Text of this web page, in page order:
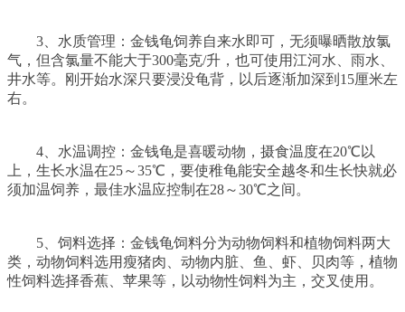
3、水质管理：金钱龟饲养自来水即可，无须曝晒散放氯
气，但含氯量不能大于300毫克/升，也可使用江河水、雨水、
井水等。刚开始水深只要浸没龟背，以后逐渐加深到15厘米左
右。
4、水温调控：金钱龟是喜暖动物，摄食温度在20℃以
上，生长水温在25～35℃，要使稚龟能安全越冬和生长快就必
须加温饲养，最佳水温应控制在28～30℃之间。
5、饲料选择：金钱龟饲料分为动物饲料和植物饲料两大
类，动物饲料选用瘦猪肉、动物内脏、鱼、虾、贝肉等，植物
性饲料选择香蕉、苹果等，以动物性饲料为主，交叉使用。